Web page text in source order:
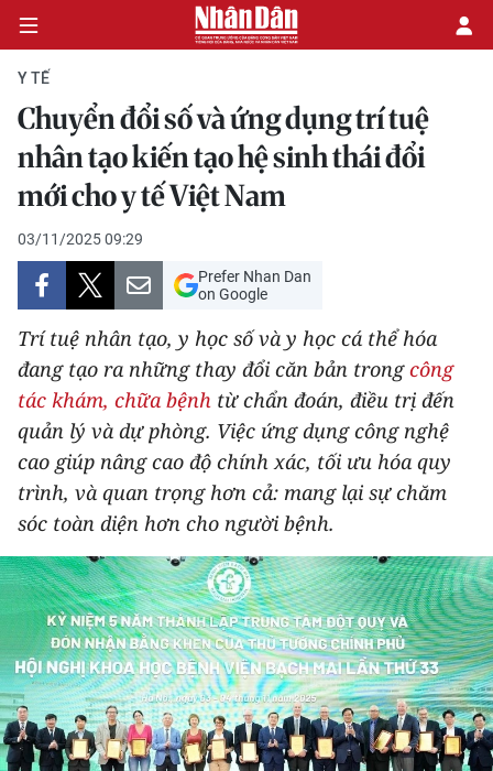
CHÍNH TRỊ
KINH TẾ
VĂN HÓA
XÃ HỘI
PHÁP LUẬT
DU LỊCH
THẾ GIỚI
THỂ THAO
GIÁO DỤC
Y TẾ
KHOA HỌC - CÔNG NGHỆ
MÔI TRƯỜNG
Y TẾ
Chuyển đổi số và ứng dụng trí tuệ
nhân tạo kiến tạo hệ sinh thái đổi
mới cho y tế Việt Nam
03/11/2025 09:29
Prefer Nhan Dan
on Google
Trí tuệ nhân tạo, y học số và y học cá thể hóa
đang tạo ra những thay đổi căn bản trongcông
tác khám, chữa bệnh từ chẩn đoán, điều trị đến
quản lý và dự phòng. Việc ứng dụng công nghệ
cao giúp nâng cao độ chính xác, tối ưu hóa quy
trình, và quan trọng hơn cả: mang lại sự chăm
sóc toàn diện hơn cho người bệnh.